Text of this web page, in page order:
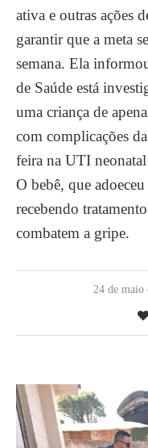
ativa e outras ações
garantir que a meta
semana. Ela
de Saúde está
uma criança de
com complicações
feira na UTI
O bebê, que adoeceu
recebendo
combatem a gripe.
24 de maio